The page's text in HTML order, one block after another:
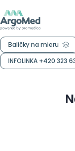
Balíčky na mieru
INFOLINKA +420 323